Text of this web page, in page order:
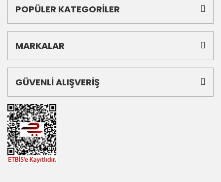
POPÜLER KATEGORİLER
MARKALAR
GÜVENLİ ALIŞVERİŞ